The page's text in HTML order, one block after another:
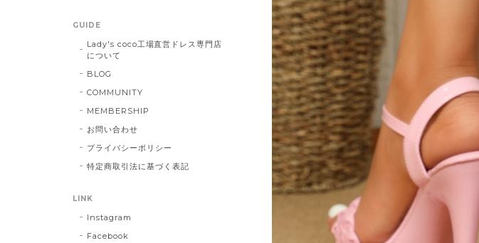
GUIDE
Lady's coco工場直営ドレス専門店
について
BLOG
COMMUNITY
MEMBERSHIP
お問い合わせ
プライバシーポリシー
特定商取引法に基づく表記
LINK
Instagram
Facebook